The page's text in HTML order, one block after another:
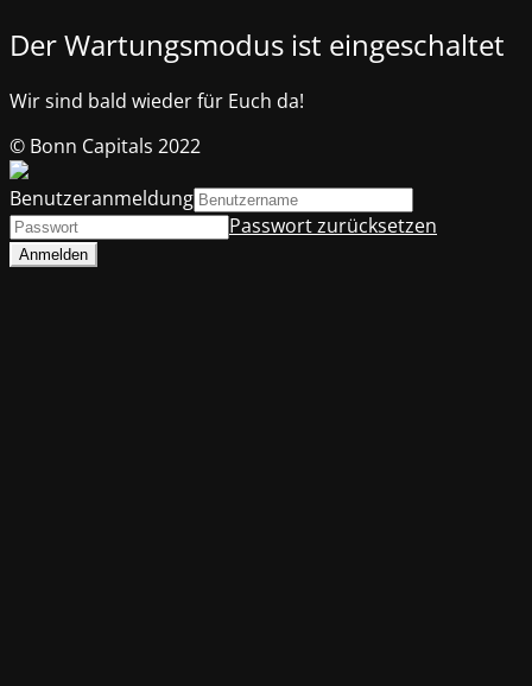
Der Wartungsmodus ist eingeschaltet
Wir sind bald wieder für Euch da!
© Bonn Capitals 2022
Benutzeranmeldung
Passwort zurücksetzen